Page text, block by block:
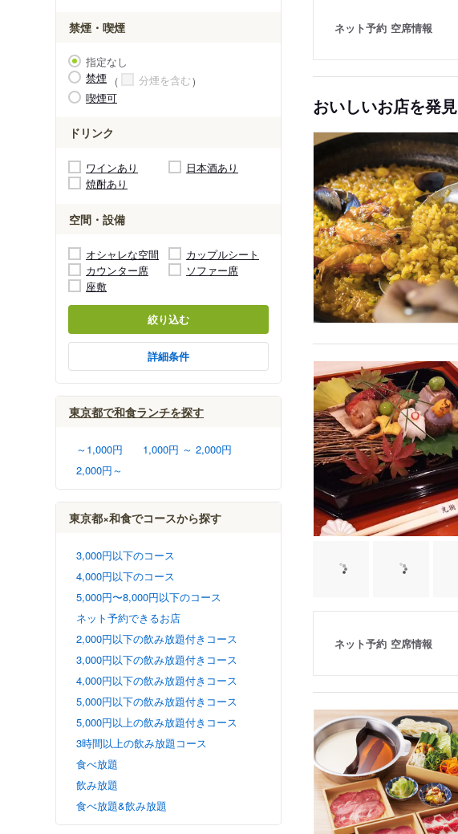
禁煙・喫煙
指定なし
禁煙
分煙を含む
喫煙可
ドリンク
ワインあり
日本酒あり
焼酎あり
空間・設備
オシャレな空間
カップルシート
カウンター席
ソファー席
座敷
絞り込む
詳細条件
東京都で和食ランチを探す
～1,000円
1,000円 ～ 2,000円
2,000円～
東京都×和食でコースから探す
3,000円以下のコース
4,000円以下のコース
5,000円〜8,000円以下のコース
ネット予約できるお店
2,000円以下の飲み放題付きコース
3,000円以下の飲み放題付きコース
4,000円以下の飲み放題付きコース
5,000円以下の飲み放題付きコース
5,000円以上の飲み放題付きコース
3時間以上の飲み放題コース
食べ放題
飲み放題
食べ放題&飲み放題
ネット予約 空席情報
おいしいお店を発見
ネット予約 空席情報